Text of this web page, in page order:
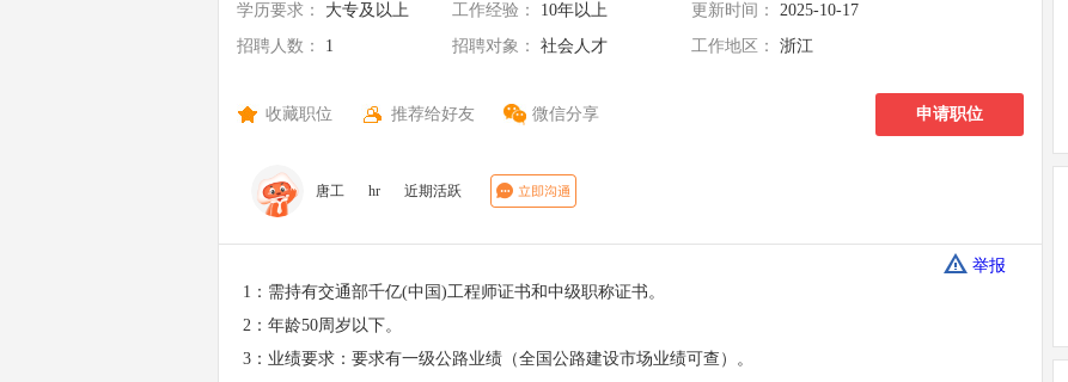
学历要求： 大专及以上 工作经验： 10年以上 更新时间：
2025-10-17
招聘人数：
1 招聘对象： 社会人才 工作地区： 浙江
收藏职位 推荐给好友 微信分享 申请职位
唐工 hr 近期活跃
1：需持有交通部千亿(中国)工程师证书和中级职称证书。
2：年龄50周岁以下。
3：业绩要求：要求有一级公路业绩（全国公路建设市场业绩可查）。
举报